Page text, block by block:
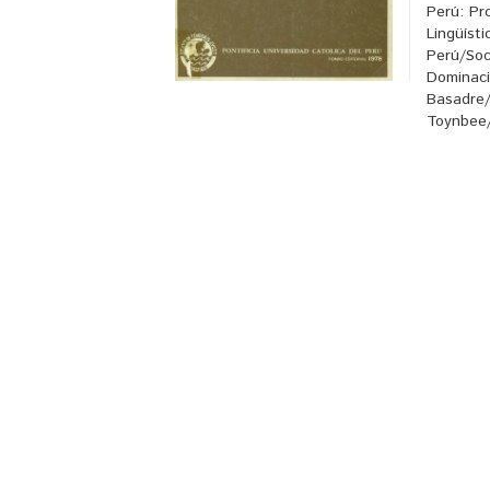
Perú:
Perú/